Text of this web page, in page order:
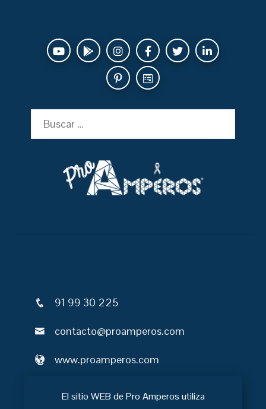
El sitio WEB de Pro Amperos utiliza
Buscar:
91 99 30 225
contacto@proamperos.com
www.proamperos.com